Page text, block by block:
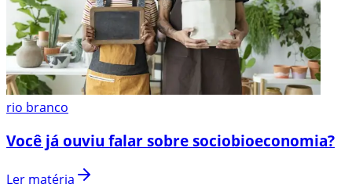
rio branco
Você já ouviu falar sobre sociobioeconomia?
Ler matéria